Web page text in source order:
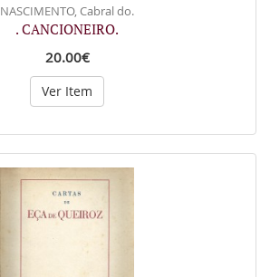
NASCIMENTO, Cabral do.
. CANCIONEIRO.
20.00€
Ver Item